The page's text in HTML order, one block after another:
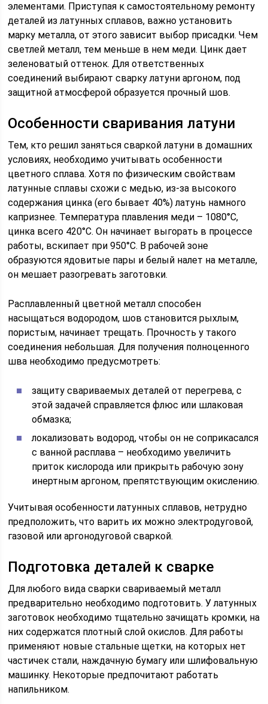
элементами. Приступая к самостоятельному ремонту
деталей из латунных сплавов, важно установить
марку металла, от этого зависит выбор присадки. Чем
светлей металл, тем меньше в нем меди. Цинк дает
зеленоватый оттенок. Для ответственных
соединений выбирают сварку латуни аргоном, под
защитной атмосферой образуется прочный шов.
Особенности сваривания латуни
Тем, кто решил заняться сваркой латуни в домашних
условиях, необходимо учитывать особенности
цветного сплава. Хотя по физическим свойствам
латунные сплавы схожи с медью, из-за высокого
содержания цинка (его бывает 40%) латунь намного
капризнее. Температура плавления меди – 1080°С,
цинка всего 420°С. Он начинает выгорать в процессе
работы, вскипает при 950°С. В рабочей зоне
образуются ядовитые пары и белый налет на металле,
он мешает разогревать заготовки.
Расплавленный цветной металл способен
насыщаться водородом, шов становится рыхлым,
пористым, начинает трещать. Прочность у такого
соединения небольшая. Для получения полноценного
шва необходимо предусмотреть:
защиту свариваемых деталей от перегрева, с
этой задачей справляется флюс или шлаковая
обмазка;
локализовать водород, чтобы он не соприкасался
с ванной расплава – необходимо увеличить
приток кислорода или прикрыть рабочую зону
инертным аргоном, препятствующим окислению.
Учитывая особенности латунных сплавов, нетрудно
предположить, что варить их можно электродуговой,
газовой или аргонодуговой сваркой.
Подготовка деталей к сварке
Для любого вида сварки свариваемый металл
предварительно необходимо подготовить. У латунных
заготовок необходимо тщательно зачищать кромки, на
них содержатся плотный слой окислов. Для работы
применяют новые стальные щетки, на которых нет
частичек стали, наждачную бумагу или шлифовальную
машинку. Некоторые предпочитают работать
напильником.